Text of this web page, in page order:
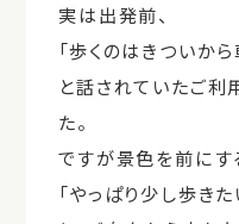
実は出発前、
「歩くのはきついか
と話されていたご利
た。
ですが景色を前にす
「やっぱり少し歩きた